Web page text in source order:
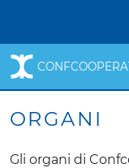
ORGANI
Gli organi di